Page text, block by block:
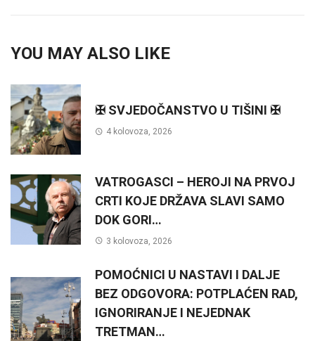
YOU MAY ALSO LIKE
✠ SVJEDOČANSTVO U TIŠINI ✠
4 kolovoza, 2026
VATROGASCI – HEROJI NA PRVOJ
CRTI KOJE DRŽAVA SLAVI SAMO
DOK GORI…
3 kolovoza, 2026
POMOĆNICI U NASTAVI I DALJE
BEZ ODGOVORA: POTPLAĆEN RAD,
IGNORIRANJE I NEJEDNAK
TRETMAN…